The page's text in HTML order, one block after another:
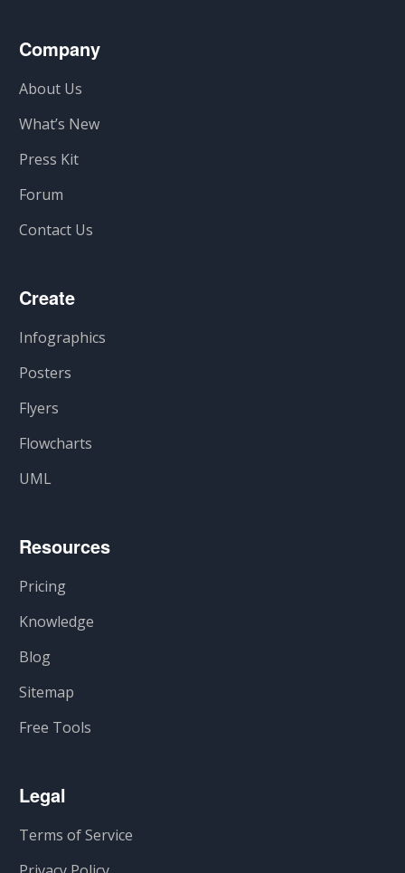
Company
About Us
What’s New
Press Kit
Forum
Contact Us
Create
Infographics
Posters
Flyers
Flowcharts
UML
Resources
Pricing
Knowledge
Blog
Sitemap
Free Tools
Legal
Terms of Service